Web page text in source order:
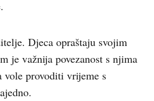
Djeca opraštaju svojim
je važnija povezanost s njima
vole provoditi vrijeme s